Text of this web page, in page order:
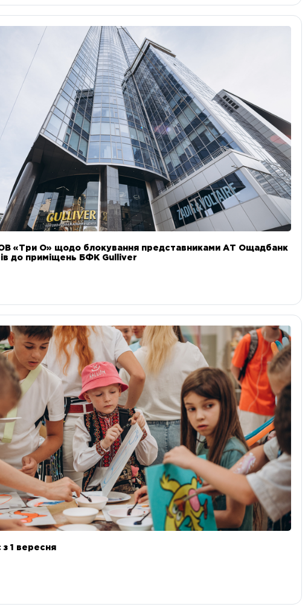
«Три О» щодо блокування представниками АТ Ощадбанк
до приміщень БФК Gulliver
з 1 вересня